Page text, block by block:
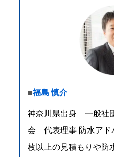
■福島 慎介
神奈川県出身 一般社
会 代表理事 防水アド
枚以上の見積もりや防